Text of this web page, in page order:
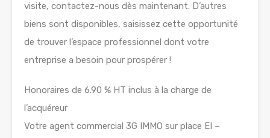
visite, contactez-nous dès maintenant. D’autres
biens sont disponibles, saisissez cette opportunité
de trouver l’espace professionnel dont votre
entreprise a besoin pour prospérer !
Honoraires de 6.90 % HT inclus à la charge de
l’acquéreur
Votre agent commercial 3G IMMO sur place EI –